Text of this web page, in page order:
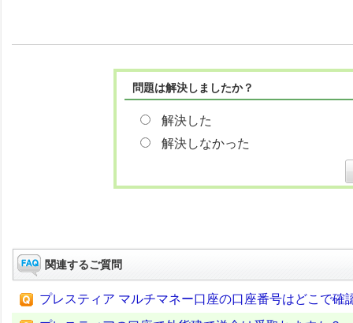
問題は解決しましたか？
解決した
解決しなかった
関連するご質問
プレスティア マルチマネー口座の口座番号はどこで確